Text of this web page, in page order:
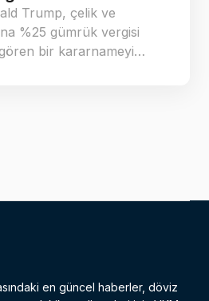
Trump, çelik ve
%25 gümrük vergisi
bir kararnameyi…
en güncel haberler, döviz